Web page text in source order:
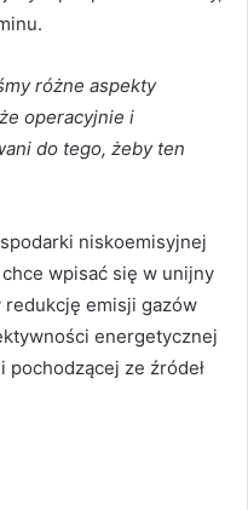
różne aspekty
operacyjnie i
do tego, żeby ten
niskoemisyjnej
wpisać się w unijny
redukcję emisji gazów
energetycznej
pochodzącej ze źródeł